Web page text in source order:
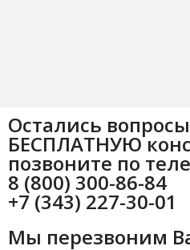
Остались
БЕСПЛАТНУЮ
позвоните по
8 (800) 300-86-84
+7 (343) 227-30-01
Мы перезвоним